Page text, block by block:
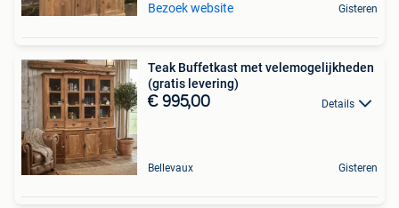
Bezoek website Gisteren
Teak Buffetkast met velemogelijkheden
(gratis levering)
€ 995,00 Details
Bellevaux Gisteren